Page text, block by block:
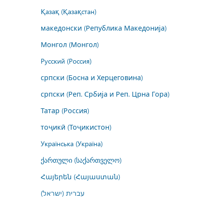
Қазақ (Қазақстан)
македонски (Република Македонија)
Монгол (Монгол)
Русский (Россия)
српски (Босна и Херцеговина)
српски (Реп. Србија и Реп. Црна Гора)
Татар (Россия)
тоҷикӣ (Тоҷикистон)
Українська (Україна)
ქართული (საქართველო)
Հայերեն (Հայաստան)
עברית (ישראל)